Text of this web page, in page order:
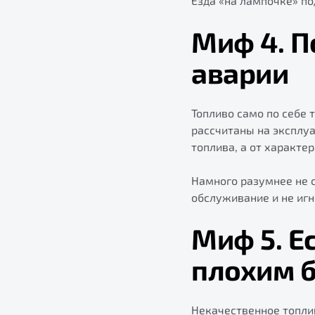
Миф 4.
аварии
Топливо само по себе
рассчитаны на
топлива, а от
Намного разумнее не
обслуживание и не
Миф 5.
плохим
Некачественное